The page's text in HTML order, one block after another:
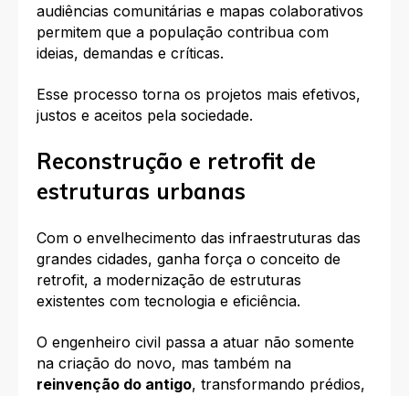
audiências comunitárias e mapas colaborativos
permitem que a população contribua com
ideias, demandas e críticas.
Esse processo torna os projetos mais efetivos,
justos e aceitos pela sociedade.
Reconstrução e retrofit de
estruturas urbanas
Com o envelhecimento das infraestruturas das
grandes cidades, ganha força o conceito de
retrofit, a modernização de estruturas
existentes com tecnologia e eficiência.
O engenheiro civil passa a atuar não somente
na criação do novo, mas também na
reinvenção do antigo, transformando prédios,